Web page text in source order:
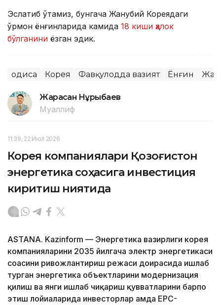
Эслатиб ўтамиз, бунгача Жанубий Кореядаги
ўрмон ёнғинларида камида 18 киши ҳалок
бўлганини ёзган эдик.
Ҳодиса Корея Фавқулодда вазият Ёнғин
Жарасқан Нұрыбаев
Муаллиф
11:39, 22 Июл 2026
Корея компаниялари Қозоғистон
энергетика соҳасига инвестиция
киритиш ниятида
ASTANA. Kazinform — Энергетика вазирлиги корея
компанияларини 2035 йилгача электр энергетикаси
соҳасини ривожлантириш режаси доирасида ишлаб
турган энергетика объектларини модернизация
қилиш ва янги ишлаб чиқариш қувватларини барпо
этиш лойиҳаларида инвесторлар ҳамда EPC-